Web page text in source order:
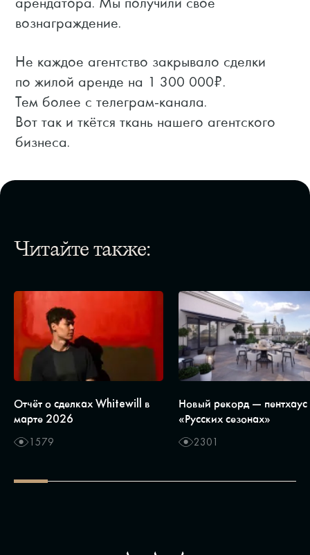
вознаграждение.
Не каждое агентство закрывало сделки
по жилой аренде на 1 300 000₽.
Тем более с телеграм-канала.
Вот так и ткётся ткань нашего агентского
бизнеса.
Читайте также:
Отчёт о сделках Whitewill в
марте 2026
1579
Новый рекорд — пентхаус
«Русских сезонах»
2301